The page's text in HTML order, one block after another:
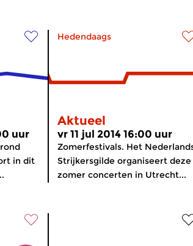
uur
in dit
Hedendaags
Aktueel
vr 11 jul 2014 16:00 uur
Zomerfestivals. Het
Strijkersgilde organiseert deze
zomer concerten in Utrecht...